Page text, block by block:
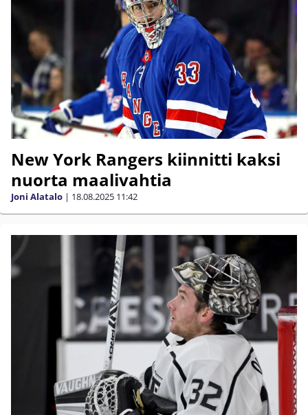
New York Rangers kiinnitti kaksi
nuorta maalivahtia
Joni Alatalo | 18.08.2025 11:42